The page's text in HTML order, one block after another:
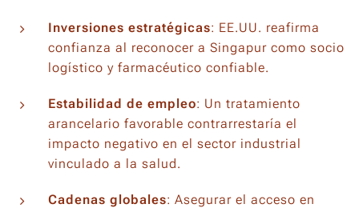
Inversiones estratégicas: EE.UU. reafirma
confianza al reconocer a Singapur como socio
logístico y farmacéutico confiable.
Estabilidad de empleo: Un tratamiento
arancelario favorable contrarrestaría el
impacto negativo en el sector industrial
vinculado a la salud.
Cadenas globales: Asegurar el acceso en